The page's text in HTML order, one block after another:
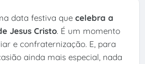
data festiva que celebra a
Jesus Cristo. É um momento
e confraternização. E, para
ainda mais especial, nada